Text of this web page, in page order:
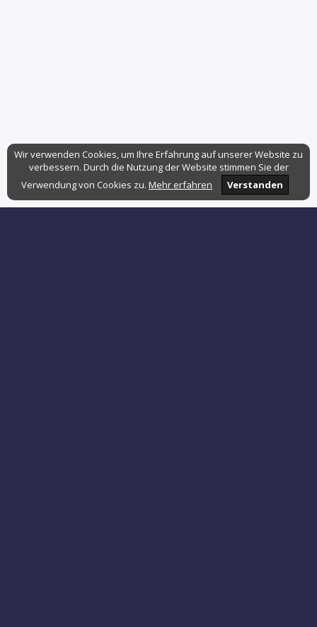
Wir verwenden Cookies, um Ihre Erfahrung auf unserer Website zu
verbessern. Durch die Nutzung der Website stimmen Sie der
Verwendung von Cookies zu. Mehr erfahren Verstanden